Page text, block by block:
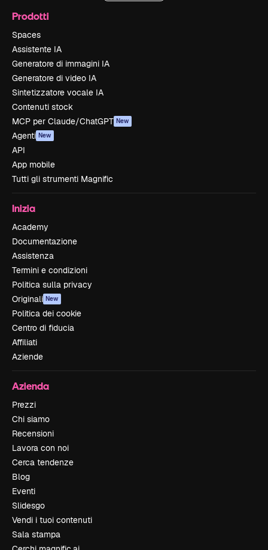
Prodotti
Spaces
Assistente IA
Generatore di immagini IA
Generatore di video IA
Sintetizzatore vocale IA
Contenuti stock
MCP per Claude/ChatGPT New
Agenti New
API
App mobile
Tutti gli strumenti Magnific
Inizia
Academy
Documentazione
Assistenza
Termini e condizioni
Politica sulla privacy
Originali New
Politica dei cookie
Centro di fiducia
Affiliati
Aziende
Azienda
Prezzi
Chi siamo
Recensioni
Lavora con noi
Cerca tendenze
Blog
Eventi
Slidesgo
Vendi i tuoi contenuti
Sala stampa